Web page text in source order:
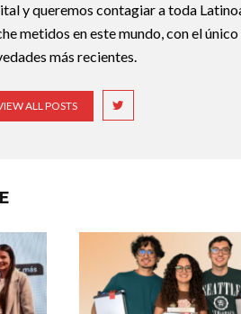
y queremos contagiar a toda
metidos en este mundo, con el
más recientes.
ALL POSTS